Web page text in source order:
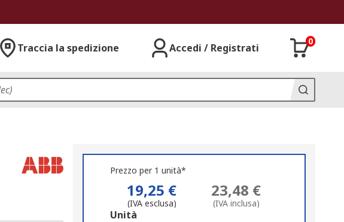
Traccia la spedizione Accedi / Registrati
0
Prezzo per 1 unità*
19,25 €
(IVA esclusa)
23,48 €
(IVA inclusa)
Add
Unità